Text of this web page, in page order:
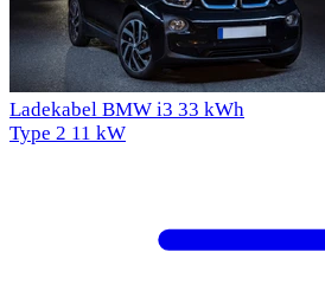
Ladekabel BMW i3 33 kWh
Type 2 11 kW